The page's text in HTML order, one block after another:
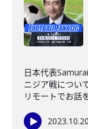
日本代表
ニジア戦につい
リモートでお話
2023.10.20